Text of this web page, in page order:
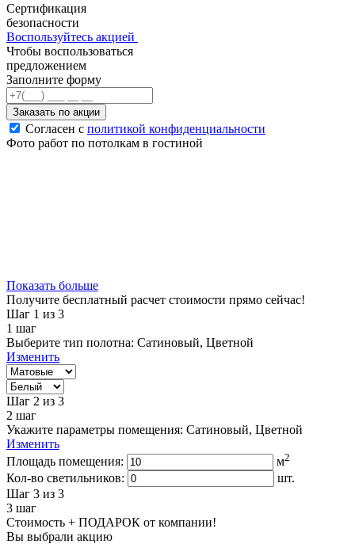
Сертификация
безопасности
Воспользуйтесь акцией
Чтобы воспользоваться
предложением
Заполните форму
Заказать по акции
Согласен с политикой конфиденциальности
Фото работ по потолкам в гостиной
Показать больше
Получите бесплатный расчет стоимости прямо сейчас!
Шаг 1 из 3
1 шаг
Выберите тип полотна: Сатиновый, Цветной
Изменить
Шаг 2 из 3
2 шаг
Укажите параметры помещения: Сатиновый, Цветной
Изменить
Площадь помещения:
м2
Кол-во светильников:
шт.
Шаг 3 из 3
3 шаг
Стоимость + ПОДАРОК от компании!
Вы выбрали акцию